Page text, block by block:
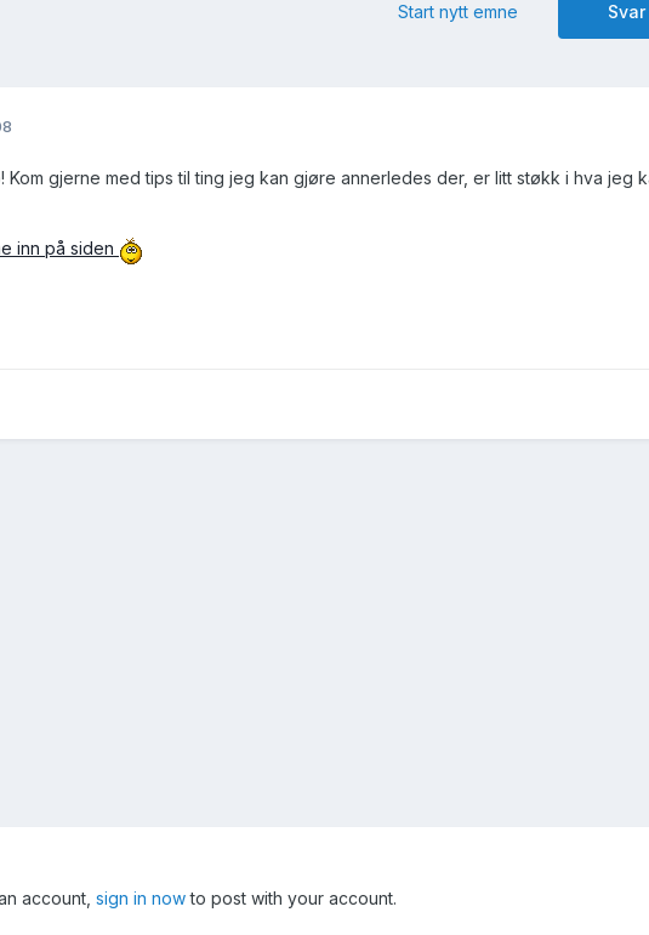
Start nytt emne
Kom gjerne med tips til ting jeg kan gjøre annerledes der, er litt støkk i hva jeg
inn på siden
account, sign in nowto post with your account.